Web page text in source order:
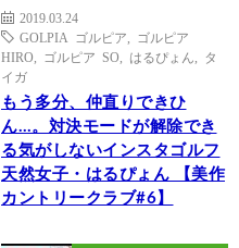
2019.03.24
GOLPIA ゴルピア
ゴルピア
HIRO
ゴルピア SO はるぴょん
タ
イガ
もう多分、仲直りできひ
ん…。対決モードが解除でき
る気がしないインスタゴルフ
天然女子・はるぴょん 【美作
カントリークラブ#6】